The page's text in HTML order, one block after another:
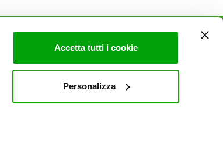
Accetta tutti i cookie
Personalizza
AZIENDA
Politica Ambientale & Sicurezza